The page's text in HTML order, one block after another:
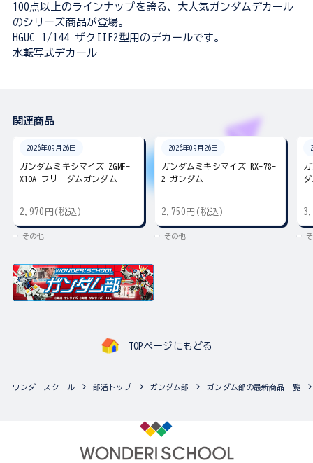
100点以上のラインナップを誇る、大人気ガンダムデカール
のシリーズ商品が登場。
HGUC 1/144 ザクIIF2型用のデカールです。
水転写式デカール
関連商品
2026年09月26日
ガンダムミキシマイズ ZGMF-
X10A フリーダムガンダム
2,970円(税込)
その他
2026年09月26日
ガンダムミキシマイズ RX-78-
2 ガンダム
2,750円(税込)
その他
TOPページにもどる
ワンダースクール 部活トップ ガンダム部 ガンダム部の最新商品一覧